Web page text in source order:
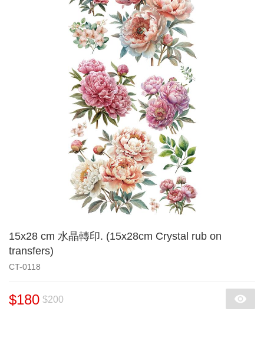
15x28 cm 水晶轉印. (15x28cm Crystal rub on
transfers)
CT-0118
$180 $200